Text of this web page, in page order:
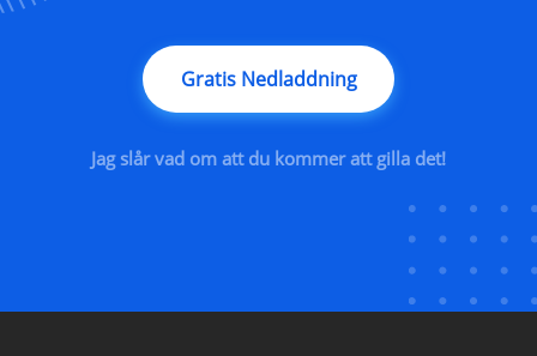
Gratis Nedladdning
Jag slår vad om att du kommer att gilla det!